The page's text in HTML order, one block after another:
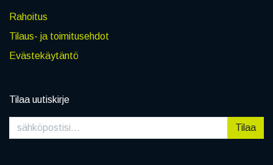
Rahoitus
Tilaus- ja toimitusehdot
Evästekäytäntö
Tilaa uutiskirje
Tilaa